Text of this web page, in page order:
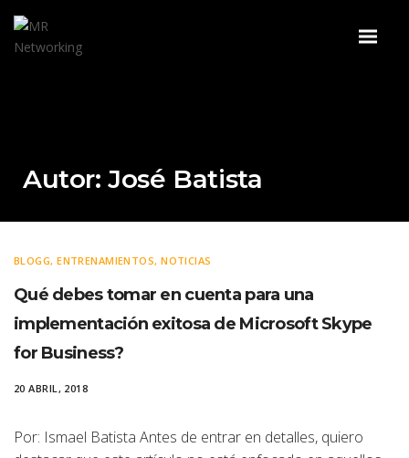
Autor:José Batista
BLOGG,ENTRENAMIENTOS,NOTICIAS
Qué debes tomar en cuenta para una
implementación exitosa de Microsoft Skype
for Business?
20 ABRIL, 2018
Por: Ismael Batista Antes de entrar en detalles, quiero